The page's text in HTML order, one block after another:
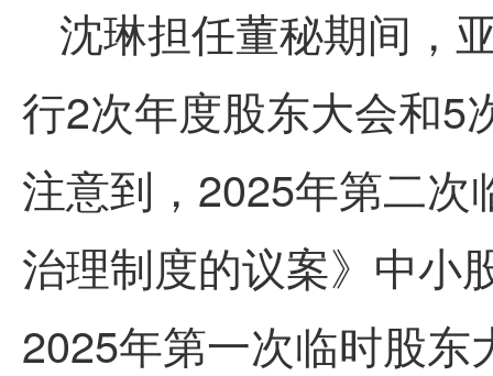
沈琳担任董秘期间，
行2次年度股东大会和5
注意到，2025年第二
治理制度的议案》中小
2025年第一次临时股东